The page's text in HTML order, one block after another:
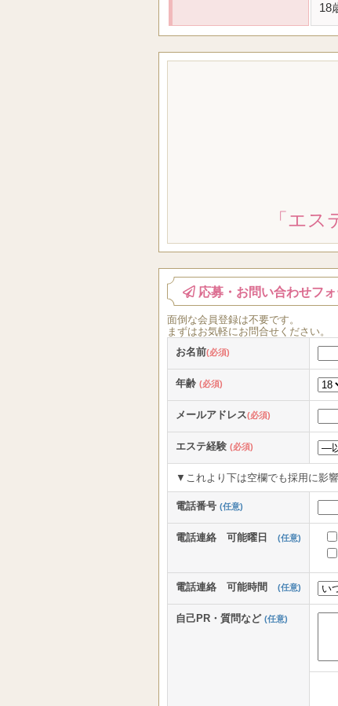
18
「エス
応募・お問い合わせフ
面倒な会員登録は不要です。
まずはお気軽にお問合せください。
お名前(必須)
年齢 (必須)
メールアドレス(必須)
エステ経験 (必須)
▼これより下は空欄でも採用に影響
電話番号 (任意)
電話連絡 可能曜日 (任意)
電話連絡 可能時間 (任意)
自己PR・質問など (任意)